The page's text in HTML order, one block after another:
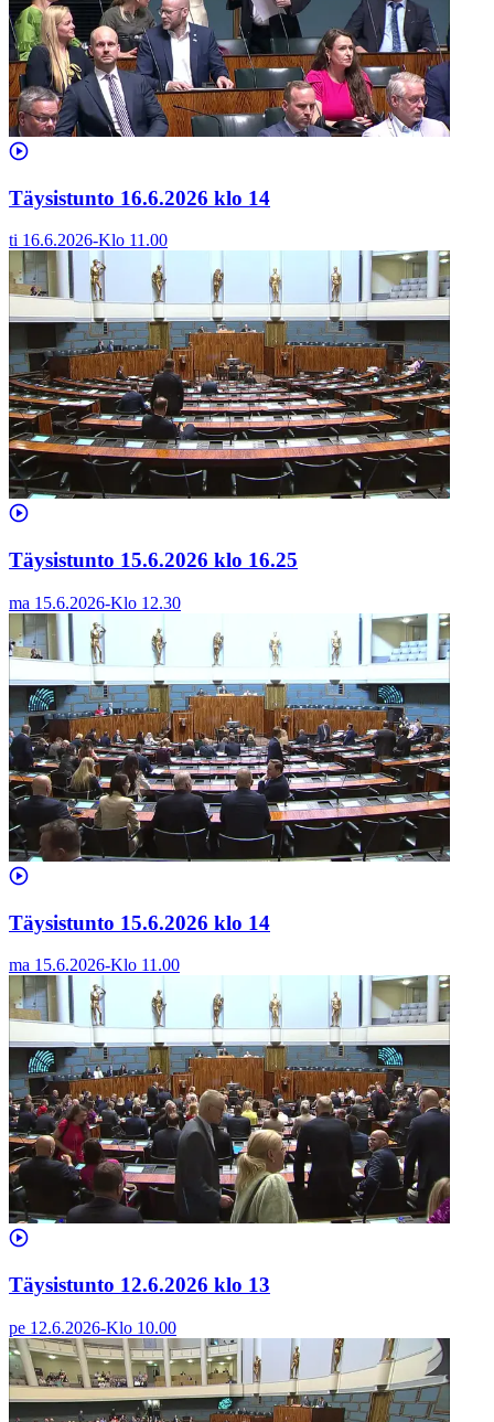
Täysistunto 16.6.2026 klo 14
ti 16.6.2026-Klo 11.00
Täysistunto 15.6.2026 klo 16.25
ma 15.6.2026-Klo 12.30
Täysistunto 15.6.2026 klo 14
ma 15.6.2026-Klo 11.00
Täysistunto 12.6.2026 klo 13
pe 12.6.2026-Klo 10.00